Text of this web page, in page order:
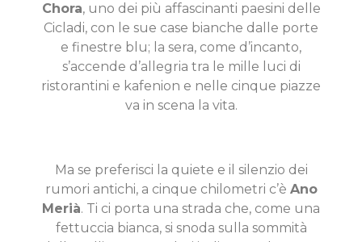
Chora, uno dei più affascinanti paesini delle
Cicladi, con le sue case bianche dalle porte
e finestre blu; la sera, come d’incanto,
s’accende d’allegria tra le mille luci di
ristorantini e kafenion e nelle cinque piazze
va in scena la vita.
Ma se preferisci la quiete e il silenzio dei
rumori antichi, a cinque chilometri c’è Ano
Merià. Ti ci porta una strada che, come una
fettuccia bianca, si snoda sulla sommità